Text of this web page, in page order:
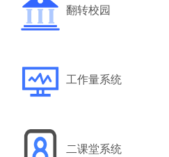
翻转校园
工作量系统
二课堂系统